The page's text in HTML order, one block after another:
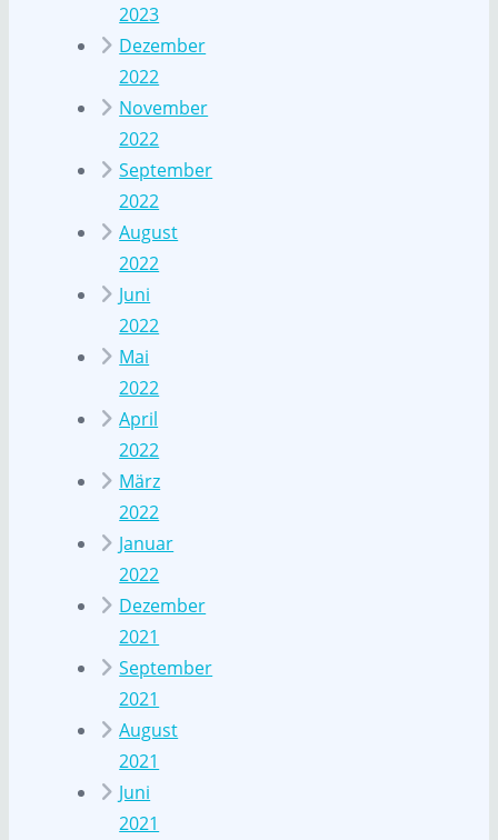
2023
Dezember
2022
November
2022
September
2022
August
2022
Juni
2022
Mai
2022
April
2022
März
2022
Januar
2022
Dezember
2021
September
2021
August
2021
Juni
2021